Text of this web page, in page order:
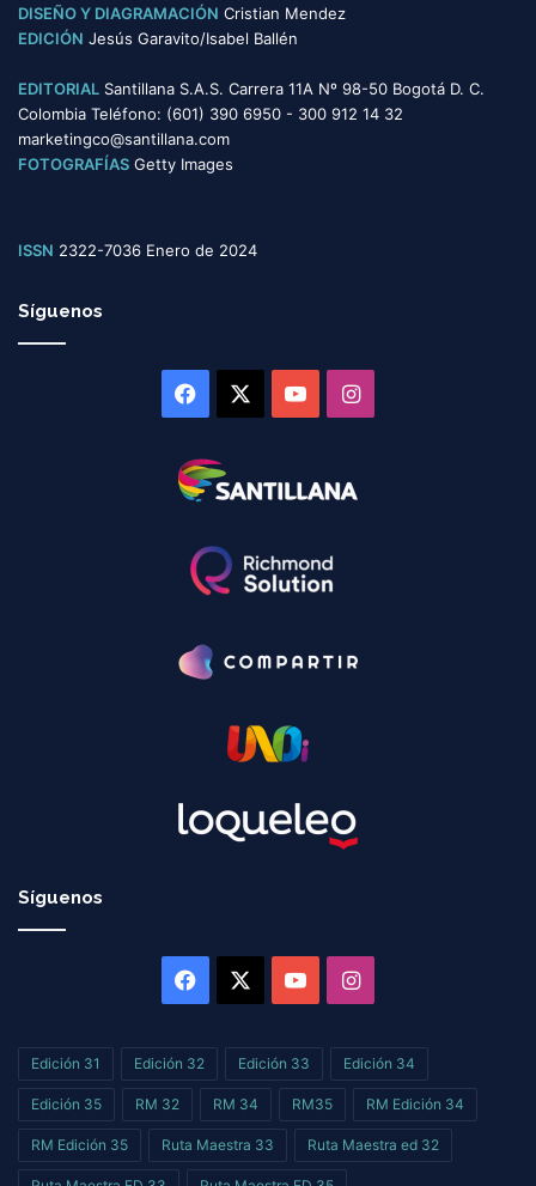
DISEÑO Y DIAGRAMACIÓN Cristian Mendez
EDICIÓN Jesús Garavito/Isabel Ballén
EDITORIAL Santillana S.A.S. Carrera 11A Nº 98-50 Bogotá D. C.
Colombia Teléfono: (601) 390 6950 - 300 912 14 32
marketingco@santillana.com
FOTOGRAFÍAS Getty Images
ISSN 2322-7036 Enero de 2024
Síguenos
Facebook YouTubeInstagram
Síguenos
Facebook YouTubeInstagram
Edición 31 Edición 32 Edición 33 Edición 34
Edición 35 RM 32 RM 34 RM35 RM Edición 34
RM Edición 35 Ruta Maestra 33 Ruta Maestra ed 32